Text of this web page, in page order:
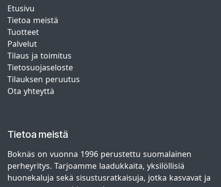
Etusivu
Tietoa meistä
Tuotteet
Palvelut
Tilaus ja toimitus
Tietosuojaseloste
Tilauksen peruutus
Ota yhteyttä
Tietoa meistä
Boknäs on vuonna 1996 perustettu suomalainen
perheyritys. Tarjoamme laadukkaita, yksilöllisiä
huonekaluja sekä sisustusratkaisuja, jotka kasvavat ja